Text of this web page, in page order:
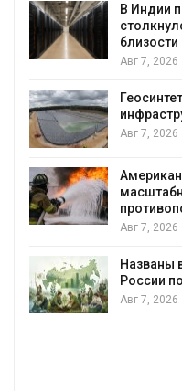
В Индии
Авг 7, 2026
Авг 7, 2026
Авг 7, 2026
Названы
России
Авг 7, 2026